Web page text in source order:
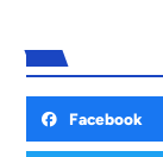
Facebook